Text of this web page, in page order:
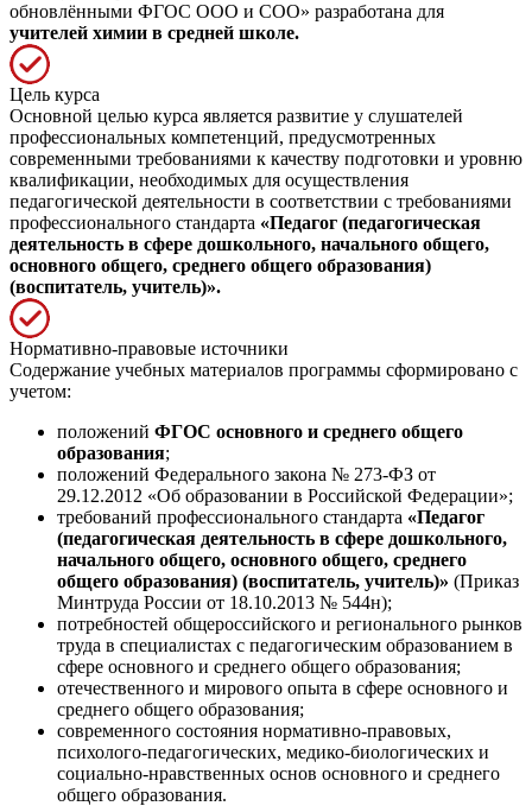
обновлёнными ФГОС ООО и СОО» разработана для
учителей химии в средней школе.
Цель курса
Основной целью курса является развитие у слушателей
профессиональных компетенций, предусмотренных
современными требованиями к качеству подготовки и уровню
квалификации, необходимых для осуществления
педагогической деятельности в соответствии с требованиями
профессионального стандарта «Педагог (педагогическая
деятельность в сфере дошкольного, начального общего,
основного общего, среднего общего образования)
(воспитатель, учитель)».
Нормативно-правовые источники
Содержание учебных материалов программы сформировано с
учетом:
положений ФГОС основного и среднего общего
образования;
положений Федерального закона № 273-ФЗ от
29.12.2012 «Об образовании в Российской Федерации»;
требований профессионального стандарта «Педагог
(педагогическая деятельность в сфере дошкольного,
начального общего, основного общего, среднего
общего образования) (воспитатель, учитель)» (Приказ
Минтруда России от 18.10.2013 № 544н);
потребностей общероссийского и регионального рынков
труда в специалистах с педагогическим образованием в
сфере основного и среднего общего образования;
отечественного и мирового опыта в сфере основного и
среднего общего образования;
современного состояния нормативно-правовых,
психолого-педагогических, медико-биологических и
социально-нравственных основ основного и среднего
общего образования.